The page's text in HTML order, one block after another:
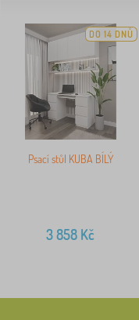
DO 14 DNŮ
Psací stůl KUBA BÍLÝ
3 858 Kč